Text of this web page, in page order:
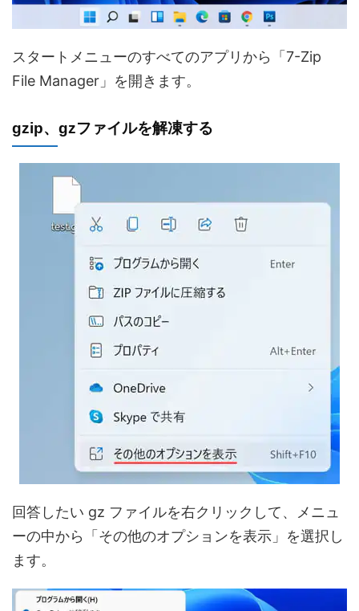
スタートメニューのすべてのアプリから「7-Zip
File Manager」を開きます。
gzip、gzファイルを解凍する
回答したい gz ファイルを右クリックして、メニュ
ーの中から「その他のオプションを表示」を選択し
ます。